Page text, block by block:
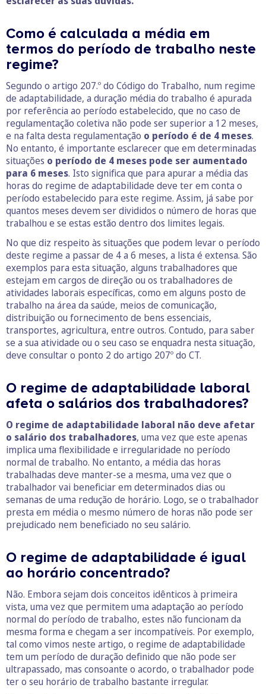
Como é calculada a média em
termos do período de trabalho neste
regime?
Segundo o artigo 207.º do Código do Trabalho, num regime
de adaptabilidade, a duração média do trabalho é apurada
por referência ao período estabelecido, que no caso de
regulamentação coletiva não pode ser superior a 12 meses,
e na falta desta regulamentação o período é de 4 meses.
No entanto, é importante esclarecer que em determinadas
situações o período de 4 meses pode ser aumentado
para 6 meses. Isto significa que para apurar a média das
horas do regime de adaptabilidade deve ter em conta o
período estabelecido para este regime. Assim, já sabe por
quantos meses devem ser divididos o número de horas que
trabalhou e se estas estão dentro dos limites legais.
No que diz respeito às situações que podem levar o período
deste regime a passar de 4 a 6 meses, a lista é extensa. São
exemplos para esta situação, alguns trabalhadores que
estejam em cargos de direção ou os trabalhadores de
atividades laborais específicas, como em alguns posto de
trabalho na área da saúde, meios de comunicação,
distribuição ou fornecimento de bens essenciais,
transportes, agricultura, entre outros. Contudo, para saber
se a sua atividade ou o seu caso se enquadra nesta situação,
deve consultar o ponto 2 do artigo 207º do CT.
O regime de adaptabilidade laboral
afeta o salários dos trabalhadores?
O regime de adaptabilidade laboral não deve afetar
o salário dos trabalhadores, uma vez que este apenas
implica uma flexibilidade e irregularidade no período
normal de trabalho. No entanto, a média das horas
trabalhadas deve manter-se a mesma, uma vez que o
trabalhador vai beneficiar em determinados dias ou
semanas de uma redução de horário. Logo, se o trabalhador
presta em média o mesmo número de horas não pode ser
prejudicado nem beneficiado no seu salário.
O regime de adaptabilidade é igual
ao horário concentrado?
Não. Embora sejam dois conceitos idênticos à primeira
vista, uma vez que permitem uma adaptação ao período
normal do período de trabalho, estes não funcionam da
mesma forma e chegam a ser incompatíveis. Por exemplo,
tal como vimos neste artigo, o regime de adaptabilidade
tem um período de duração definido que não pode ser
ultrapassado, mas consoante o acordo, o trabalhador pode
ter o seu horário de trabalho bastante irregular.